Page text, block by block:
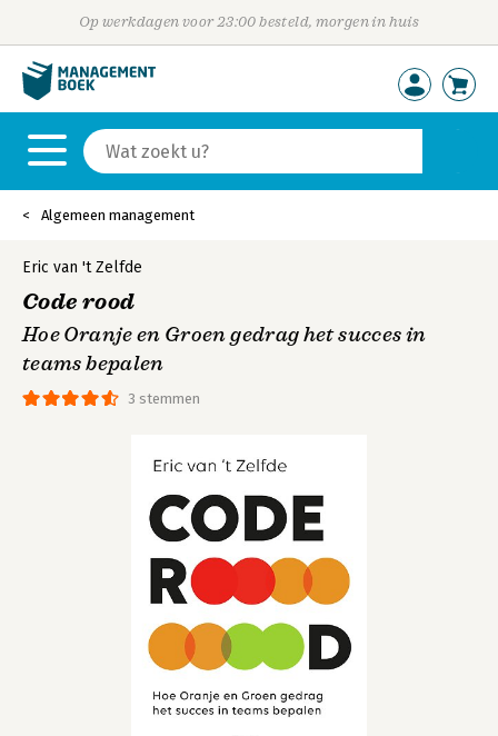
Op werkdagen voor 23:00 besteld, morgen in huis
Algemeen management
3 stemmen
Eric van 't Zelfde
Code rood
Hoe Oranje en Groen gedrag het succes in
teams bepalen